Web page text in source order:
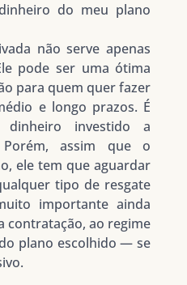
do meu plano
não serve apenas
pode ser uma ótima
para quem quer fazer
e longo prazos. É
investido a
assim que o
ele tem que aguardar
tipo de resgate
importante ainda
contratação, ao regime
plano escolhido — se